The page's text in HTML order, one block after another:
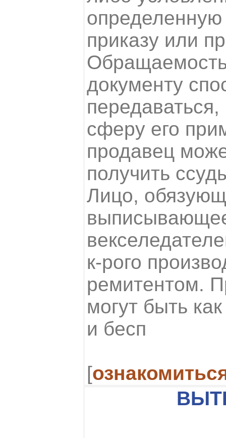
приказу или
документу
сферу его
продавец
получить
Лицо,
к-рого
ремитентом.
могут быть
и бесп
[